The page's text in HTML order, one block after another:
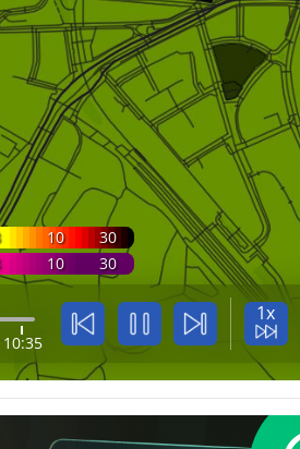
10
30
10
30
10:35
1x